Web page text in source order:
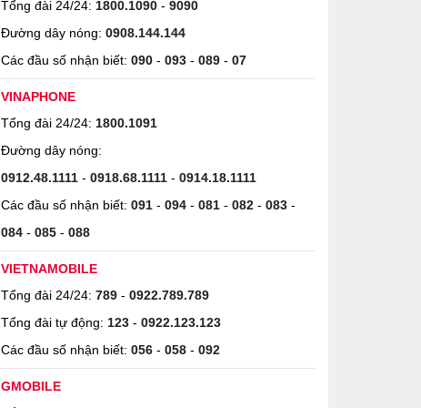
Tổng đài 24/24: 1800.1090 - 9090
Đường dây nóng: 0908.144.144
Các đầu số nhận biết: 090 - 093 - 089 - 07
VINAPHONE
Tổng đài 24/24: 1800.1091
Đường dây nóng:
0912.48.1111 - 0918.68.1111 - 0914.18.1111
Các đầu số nhận biết: 091 - 094 - 081 - 082 - 083 -
084 - 085 - 088
VIETNAMOBILE
Tổng đài 24/24: 789 - 0922.789.789
Tổng đài tự động: 123 - 0922.123.123
Các đầu số nhận biết: 056 - 058 - 092
GMOBILE